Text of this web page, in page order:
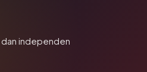
independen